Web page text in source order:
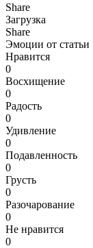
Share
Загрузка
Share
Эмоции от статьи
Нравится
0
Восхищение
0
Радость
0
Удивление
0
Подавленность
0
Грусть
0
Разочарование
0
Не нравится
0